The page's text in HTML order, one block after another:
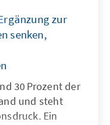
zur
senken,
30 Prozent der
und steht
Ein